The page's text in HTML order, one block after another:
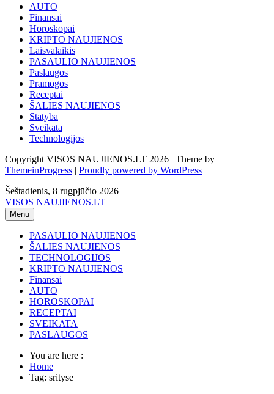
AUTO
Finansai
Horoskopai
KRIPTO NAUJIENOS
Laisvalaikis
PASAULIO NAUJIENOS
Paslaugos
Pramogos
Receptai
ŠALIES NAUJIENOS
Statyba
Sveikata
Technologijos
Copyright VISOS NAUJIENOS.LT 2026 | Theme by
ThemeinProgress | Proudly powered by WordPress
Šeštadienis, 8 rugpjūčio 2026
VISOS NAUJIENOS.LT
Menu
PASAULIO NAUJIENOS
ŠALIES NAUJIENOS
TECHNOLOGIJOS
KRIPTO NAUJIENOS
Finansai
AUTO
HOROSKOPAI
RECEPTAI
SVEIKATA
PASLAUGOS
You are here :
Home
Tag: srityse